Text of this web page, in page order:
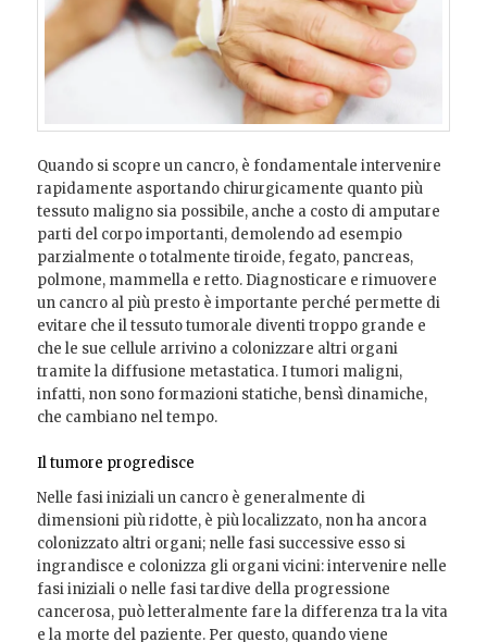
Quando si scopre un cancro, è fondamentale intervenire
rapidamente asportando chirurgicamente quanto più
tessuto maligno sia possibile, anche a costo di amputare
parti del corpo importanti, demolendo ad esempio
parzialmente o totalmente tiroide, fegato, pancreas,
polmone, mammella e retto. Diagnosticare e rimuovere
un cancro al più presto è importante perché permette di
evitare che il tessuto tumorale diventi troppo grande e
che le sue cellule arrivino a colonizzare altri organi
tramite la diffusione metastatica. I tumori maligni,
infatti, non sono formazioni statiche, bensì dinamiche,
che cambiano nel tempo.
Il tumore progredisce
Nelle fasi iniziali un cancro è generalmente di
dimensioni più ridotte, è più localizzato, non ha ancora
colonizzato altri organi; nelle fasi successive esso si
ingrandisce e colonizza gli organi vicini: intervenire nelle
fasi iniziali o nelle fasi tardive della progressione
cancerosa, può letteralmente fare la differenza tra la vita
e la morte del paziente. Per questo, quando viene